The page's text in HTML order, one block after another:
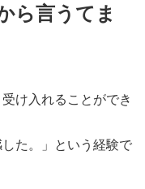
ら言うてま
け入れることができ
た。」という経験で